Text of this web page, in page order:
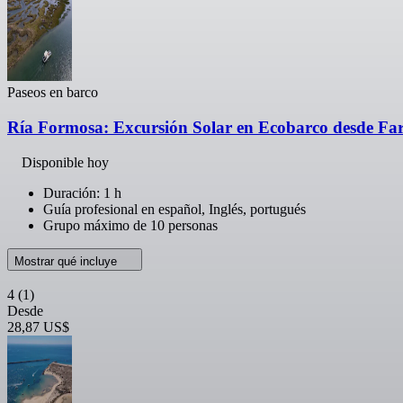
Paseos en barco
Ría Formosa: Excursión Solar en Ecobarco desde
Disponible hoy
Duración: 1 h
Guía profesional en español, Inglés, portugués
Grupo máximo de 10 personas
Mostrar qué incluye
4 (1)
Desde
28,87 US$